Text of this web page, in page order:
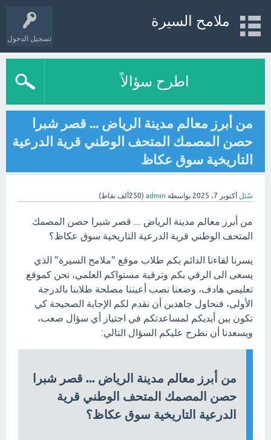
تسجيل الدخول
ملامح السيرة
اطرح سؤالاً
من أبرز معالم مدينة الرياض ... قصر شبرا
حصن المصمك المتحف الوطني قرية الدرعية
التاريخية سوق عكاظ
سُئل أكتوبر 7، 2025 بواسطة admin
(250ألف نقاط)
من أبرز معالم مدينة الرياض ... قصر شبرا حصن المصمك
المتحف الوطني قرية الدرعية التاريخية سوق عكاظ؟
يسرنا لقاءنا الدائم بكم طلاب موقع "ملامح السيرة" الذي
يسعى الى الرقي بكم وترقية مستواكم العلمي، نحن كموقع
تعليمي هادف، وضعنا نصب أعيننا مصلحة طلابنا بالدرجة
الأولى، فنحاول جاهدين أن نقدم لكم الإجابة الصحيحة كي
تكون بين أيديكم لمساعدتكم في اجتياز أي سؤال صعب،
ويسعدنا أن نطرح عليكم السؤال التالي:
من أبرز معالم مدينة الرياض ... قصر شبرا
حصن المصمك المتحف الوطني قرية
الدرعية التاريخية سوق عكاظ؟